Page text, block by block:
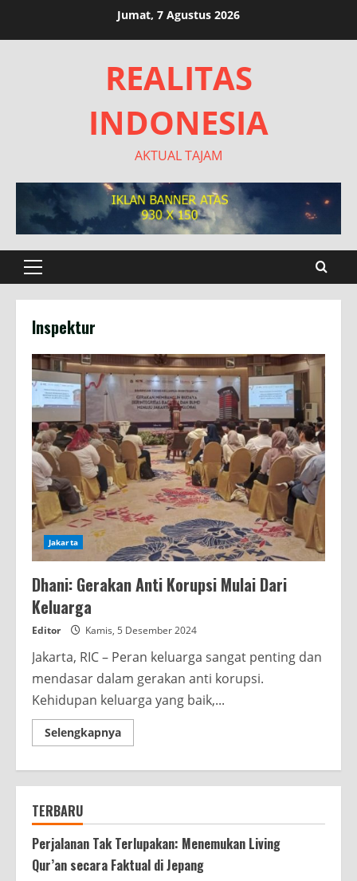
Jumat, 7 Agustus 2026
REALITAS
INDONESIA
AKTUAL TAJAM
Primary
Inspektur
Jakarta
Dhani: Gerakan Anti Korupsi Mulai Dari
Keluarga
Editor Kamis, 5 Desember 2024
Jakarta, RIC – Peran keluarga sangat penting dan
mendasar dalam gerakan anti korupsi.
Kehidupan keluarga yang baik,...
SelengkapnyaRead
more
Anti
Dari
TERBARU
Perjalanan Tak Terlupakan: Menemukan Living
Qur’an secara Faktual di Jepang